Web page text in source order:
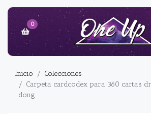
0
Inicio
Colecciones
Carpeta cardcodex para 360 cartas
dong